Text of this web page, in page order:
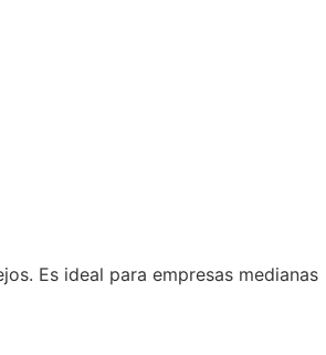
Es ideal para empresas medianas